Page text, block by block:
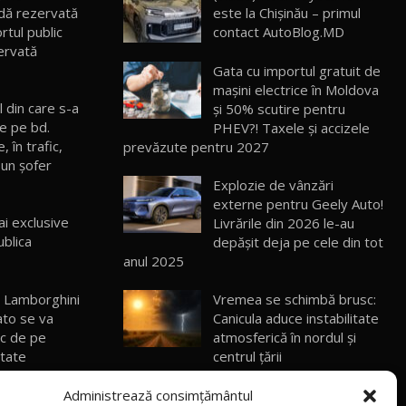
Administrează consimțământul
30:08
Moldova înainte să ajungă în showroom /
Test Drive AutoBlog.MD
23:36
Noul ZEEKR 7X / Test Drive AutoBlog.MD
29:08
Micul BYD Dolphin Surf / Test Drive
AutoBlog.MD
16:59
Noua Mazda 6e / Test Drive AutoBlog.MD
Lynk & Co 01 / Test Drive AutoBlog.MD
25:19
rezervată
public
din care s-a
pe bd.
în trafic,
şofer
exclusive
se va
de pe
pregătește
este la Chișinău – primul
contact AutoBlog.MD
Gata cu importul gratuit de
mașini electrice în Moldova
și 50% scutire pentru
PHEV?! Taxele și accizele
prevăzute pentru 2027
Explozie de vânzări
externe pentru Geely Auto!
Livrările din 2026 le-au
depășit deja pe cele din tot
anul 2025
Vremea se schimbă brusc:
Canicula aduce instabilitate
atmosferică în nordul și
centrul țării
„Nu suntem gata să